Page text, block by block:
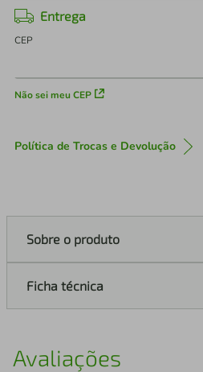
Entrega
CEP
Não sei meu CEP
Política de Trocas e Devolução
Sobre o produto
Ficha técnica
Avaliações